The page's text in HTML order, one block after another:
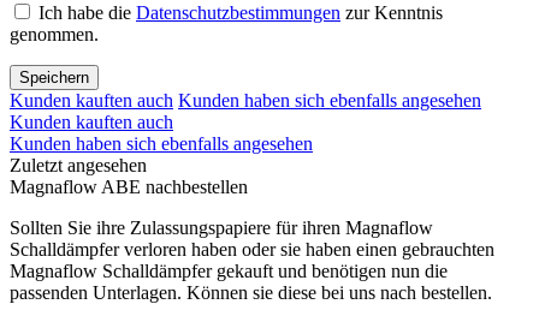
Ich habe die Datenschutzbestimmungen zur Kenntnis
genommen.
Speichern
Kunden kauften auch Kunden haben sich ebenfalls angesehen
Kunden kauften auch
Kunden haben sich ebenfalls angesehen
Zuletzt angesehen
Magnaflow ABE nachbestellen
Sollten Sie ihre Zulassungspapiere für ihren Magnaflow
Schalldämpfer verloren haben oder sie haben einen gebrauchten
Magnaflow Schalldämpfer gekauft und benötigen nun die
passenden Unterlagen. Können sie diese bei uns nach bestellen.